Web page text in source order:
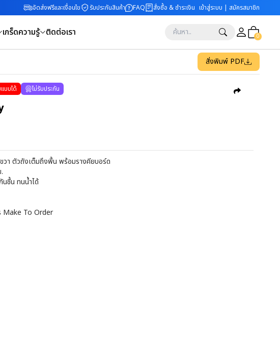
จัดส่งฟรีและเงื่อนไข รับประกันสินค้า FAQ สั่งซื้อ & ชำระเงิน เข้าสู่ระบบ | สมัครสมาชิก
เกร็ดความรู้ ติดต่อเรา 0
สั่งพิมพ์ PDF
บบได้ ไม่รับประกัน
วา ตัวถังเต็มถึงพื้น พร้อมรางคียบอร์ด
ชื้น ทนน้ำได้
Make To Order